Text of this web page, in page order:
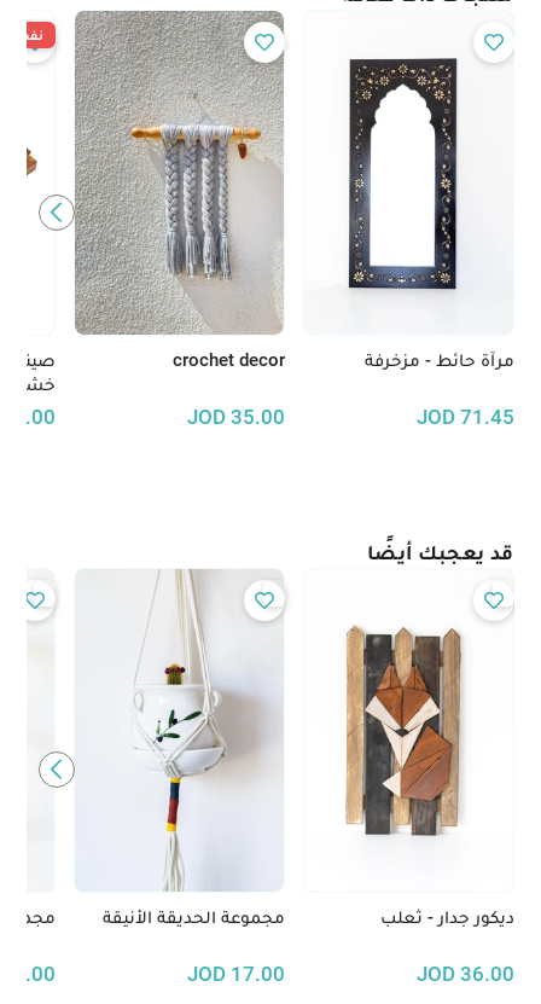
مرآة حائط - مزخرفة
71.45
JOD
crochet decor
35.00
JOD
خشب
30.00
نفدت
قد يعجبك أيضًا
ديكور جدار - ثعلب
36.00
JOD
مجموعة الحديقة الأنيقة
17.00
JOD
33.00